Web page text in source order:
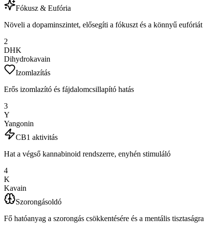
Fókusz & Eufória
Növeli a dopaminszintet, elősegíti a fókuszt és a könnyű eufóriát
2
DHK
Dihydrokavain
Izomlazítás
Erős izomlazító és fájdalomcsillapító hatás
3
Y
Yangonin
CB1 aktivitás
Hat a végső kannabinoid rendszerre, enyhén stimuláló
4
K
Kavain
Szorongásoldó
Fő hatóanyag a szorongás csökkentésére és a mentális tisztaságra